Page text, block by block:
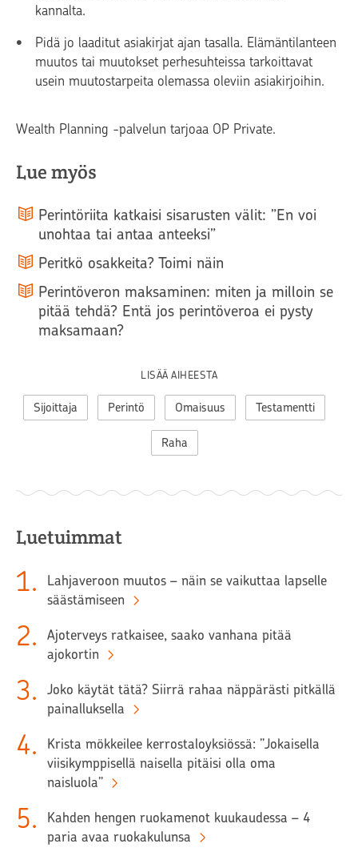
kannalta.
Pidä jo laaditut asiakirjat ajan tasalla. Elämäntilanteen
muutos tai muutokset perhesuhteissa tarkoittavat
usein muutostarpeita olemassa oleviin asiakirjoihin.
Wealth Planning -palvelun tarjoaa OP Private.
Lue myös
Perintöriita katkaisi sisarusten välit: ”En voi
unohtaa tai antaa anteeksi”
Peritkö osakkeita? Toimi näin
Perintöveron maksaminen: miten ja milloin se
pitää tehdä? Entä jos perintöveroa ei pysty
maksamaan?
LISÄÄ AIHEESTA
Sijoittaja Perintö Omaisuus Testamentti
Raha
Luetuimmat
1.
Lahjaveroon muutos – näin se vaikuttaa lapselle
säästämiseen
2.
Ajoterveys ratkaisee, saako vanhana pitää
ajokortin
3.
Joko käytät tätä? Siirrä rahaa näppärästi pitkällä
painalluksella
4.
Krista mökkeilee kerrostaloyksiössä: ”Jokaisella
viisikymppisellä naisella pitäisi olla oma
naisluola”
5.
Kahden hengen ruokamenot kuukaudessa – 4
paria avaa ruokakulunsa